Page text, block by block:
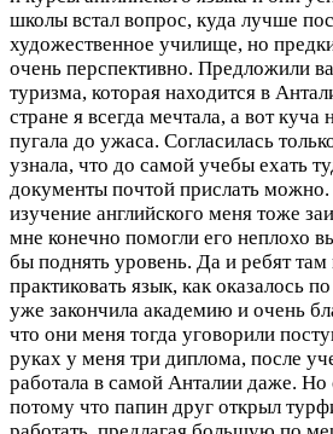
школы встал вопрос, куда лучше
художественное училище, но
очень перспективно. Предложили
туризма, которая находится в
стране я всегда мечтала, а вот куча
пугала до ужаса. Согласилась
узнала, что до самой учебы ехать
документы почтой прислать
изучение английского меня тоже
мне конечно помогли его неплохо
бы поднять уровень. Да и ребят
практиковать язык, как оказалось
уже закончила академию и очень
что они меня тогда уговорили
руках у меня три диплома, после
работала в самой Анталии даже. Но
потому что папин друг открыл